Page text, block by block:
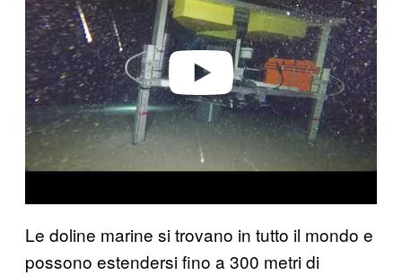
Play video
Le doline marine si trovano in tutto il mondo e
possono estendersi fino a 300 metri di